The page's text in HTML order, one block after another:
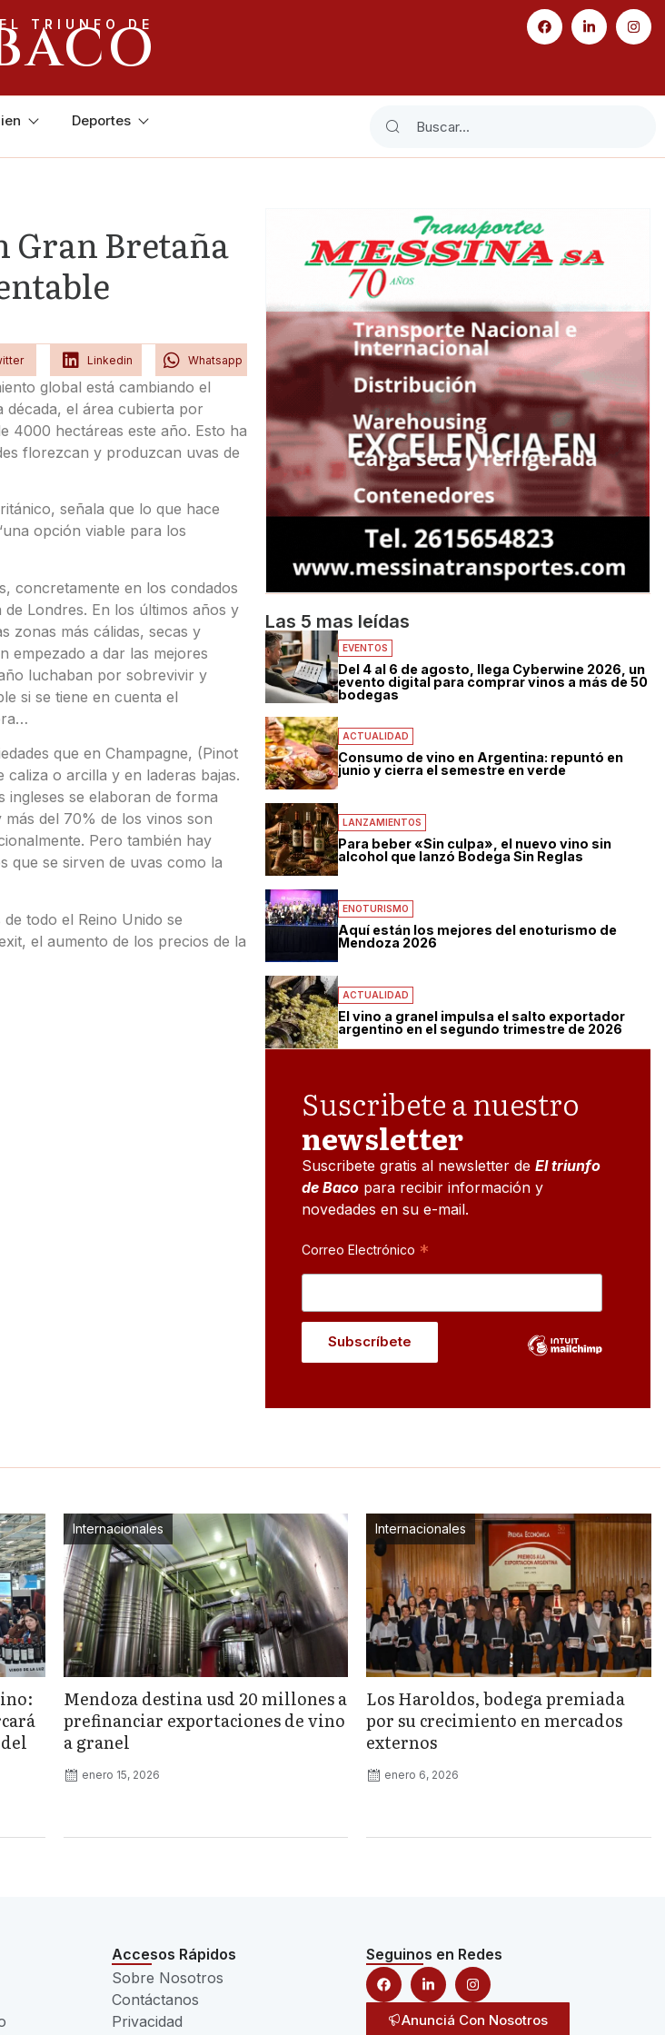
TRIUNFO DE
Deportes
Gran Bretaña
Linkedin Whatsapp
global está cambiando el
década, el área cubierta por
4000 hectáreas este año. Esto ha
florezcan y produzcan uvas de
señala que lo que hace
opción viable para los
concretamente en los condados
Londres. En los últimos años y
zonas más cálidas, secas y
empezado a dar las mejores
luchaban por sobrevivir y
si se tiene en cuenta el
que en Champagne, (Pinot
o arcilla y en laderas bajas.
ingleses se elaboran de forma
más del 70% de los vinos son
Pero también hay
que se sirven de uvas como la
todo el Reino Unido se
el aumento de los precios de la
Las 5 mas leídas
EVENTOS
Del 4 al 6 de agosto, llega Cyberwine 2026, un
evento digital para comprar vinos a más de 50
bodegas
ACTUALIDAD
Consumo de vino en Argentina: repuntó en
junio y cierra el semestre en verde
LANZAMIENTOS
Para beber «Sin culpa», el nuevo vino sin
alcohol que lanzó Bodega Sin Reglas
ENOTURISMO
Aquí están los mejores del enoturismo de
Mendoza 2026
ACTUALIDAD
El vino a granel impulsa el salto exportador
argentino en el segundo trimestre de 2026
Suscribete a nuestro
newsletter
Suscribete gratis al newsletter deEl triunfo
de Baco para recibir información y
novedades en su e-mail.
Correo Electrónico *
Internacionales
Mendoza destina usd 20 millones a
prefinanciar exportaciones de vino
a granel
enero 15, 2026
Internacionales
Los Haroldos, bodega premiada
por su crecimiento en mercados
externos
enero 6, 2026
Accesos Rápidos
Sobre Nosotros
Contáctanos
Privacidad
Seguinos en Redes
Anunciá Con Nosotros